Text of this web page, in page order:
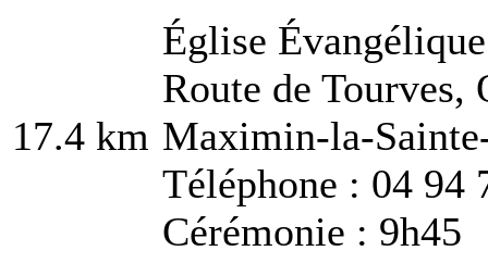
17.4 km
Église
Route de Tourves,
Maximin-la-
Téléphone : 04 94
Cérémonie : 9h45